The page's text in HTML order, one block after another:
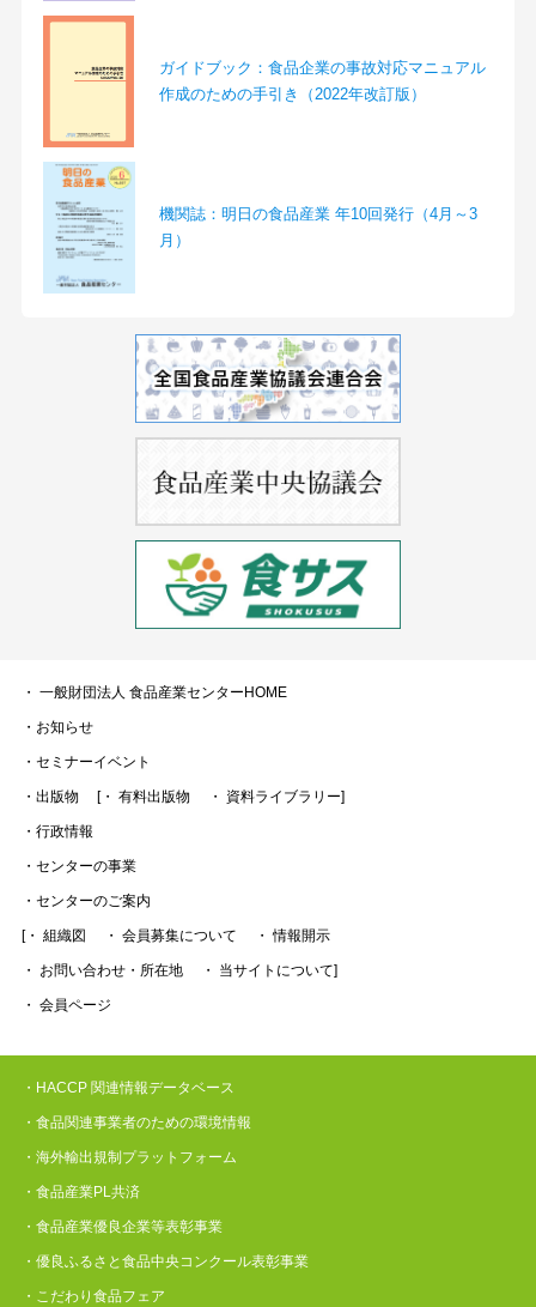
ガイドブック：食品企業の事故対応マニュアル
作成のための手引き（2022年改訂版）
機関誌：明日の食品産業 年10回発行（4月～3
月）
・ 一般財団法人 食品産業センターHOME
・お知らせ
・セミナーイベント
・出版物 [・ 有料出版物 ・ 資料ライブラリー]
・行政情報
・センターの事業
・センターのご案内
[・ 組織図 ・ 会員募集について ・ 情報開示
・ お問い合わせ・所在地 ・ 当サイトについて]
・ 会員ページ
・HACCP 関連情報データベース
・食品関連事業者のための環境情報
・海外輸出規制プラットフォーム
・食品産業PL共済
・食品産業優良企業等表彰事業
・優良ふるさと食品中央コンクール表彰事業
・こだわり食品フェア